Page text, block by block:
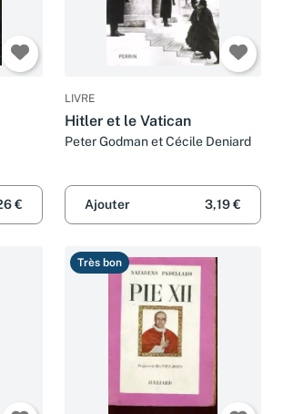
€
LIVRE
Hitler et le Vatican
Peter Godman et Cécile Deniard
Ajouter 3,19 €
Très bon